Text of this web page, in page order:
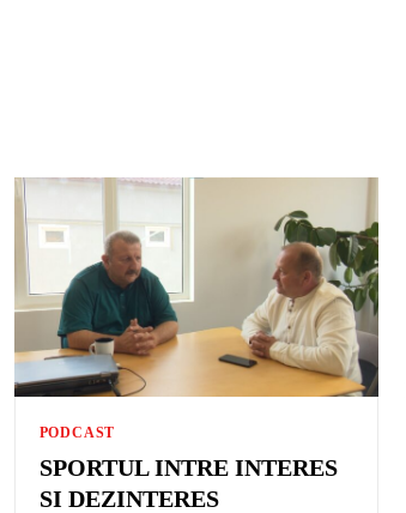
PODCAST
SPORTUL INTRE INTERES
SI DEZINTERES